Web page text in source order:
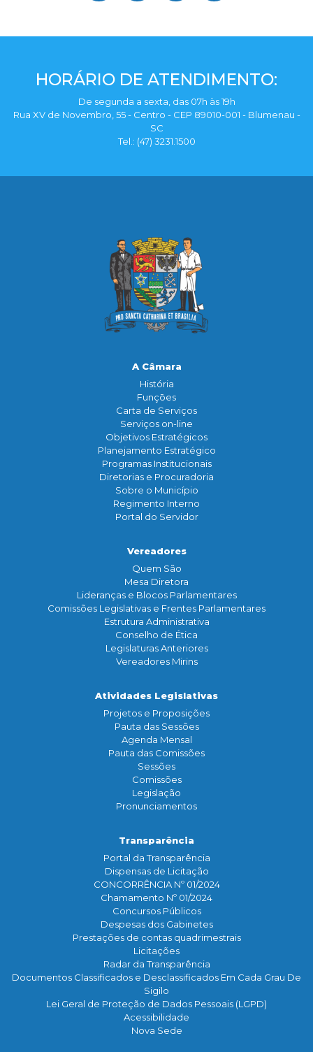
HORÁRIO DE ATENDIMENTO:
De segunda a sexta, das 07h às 19h
Rua XV de Novembro, 55 - Centro - CEP 89010-001 - Blumenau -
SC
Tel.: (47) 3231.1500
A Câmara
História
Funçōes
Carta de Serviços
Serviços on-line
Objetivos Estratégicos
Planejamento Estratégico
Programas Institucionais
Diretorias e Procuradoria
Sobre o Município
Regimento Interno
Portal do Servidor
Vereadores
Quem São
Mesa Diretora
Lideranças e Blocos Parlamentares
Comissões Legislativas e Frentes Parlamentares
Estrutura Administrativa
Conselho de Ética
Legislaturas Anteriores
Vereadores Mirins
Atividades Legislativas
Projetos e Proposições
Pauta das Sessões
Agenda Mensal
Pauta das Comissões
Sessões
Comissões
Legislação
Pronunciamentos
Transparência
Portal da Transparência
Dispensas de Licitação
CONCORRÊNCIA Nº 01/2024
Chamamento Nº 01/2024
Concursos Públicos
Despesas dos Gabinetes
Prestações de contas quadrimestrais
Licitações
Radar da Transparência
Documentos Classificados e Desclassificados Em Cada Grau De
Sigilo
Lei Geral de Proteção de Dados Pessoais (LGPD)
Acessibilidade
Nova Sede